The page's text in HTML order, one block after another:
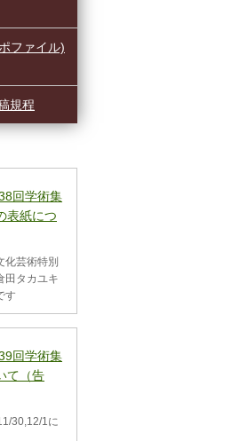
ファイル)
規程
回学術集
表紙につ
化芸術特別
田タカユキ
す
回学術集
て（告
30,12/1に